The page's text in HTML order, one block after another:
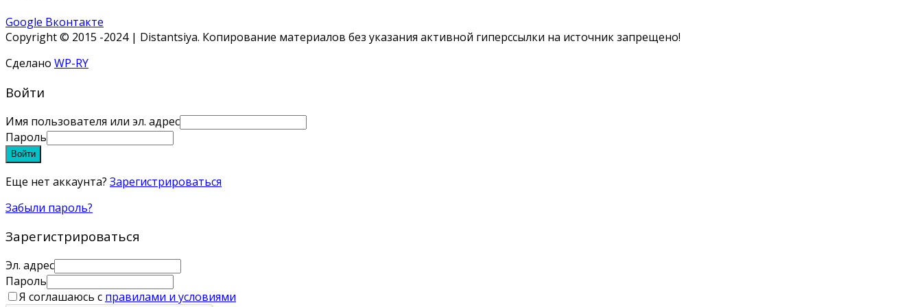
Google Вконтакте
Copyright © 2015 -2024 | Distantsiya. Копирование материалов без указания активной гиперссылки на источник запрещено!
Сделано WP-RY
Войти
Имя пользователя или эл. адрес
Пароль
Войти
Еще нет аккаунта? Зарегистрироваться
Забыли пароль?
Зарегистрироваться
Эл. адрес
Пароль
Я соглашаюсь с правилами и условиями